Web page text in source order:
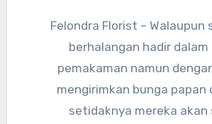
Felondra Florist – Walaupun seseorang
berhalangan hadir dalam
pemakaman namun
mengirimkan bunga papan
setidaknya mereka akan